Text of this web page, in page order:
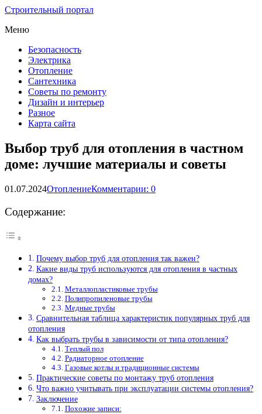
Строительный портал
Меню
Безопасность
Электрика
Отопление
Сантехника
Советы по ремонту
Дизайн и интерьер
Разное
Карта сайта
Выбор труб для отопления в частном
доме: лучшие материалы и советы
01.07.2024ОтоплениеКомментарии: 0
Содержание:
Почему выбор труб для отопления так важен?
Какие виды труб используются для отопления в частных
домах?
Металлопластиковые трубы
Полипропиленовые трубы
Медные трубы
Сравнительная таблица характеристик популярных труб для
отопления
Как выбрать трубы в зависимости от типа отопления?
Теплый пол
Радиаторное отопление
Газовые котлы и традиционные системы
Практические советы по монтажу труб отопления
Что важно учитывать при эксплуатации системы отопления?
Заключение
Похожие записи: